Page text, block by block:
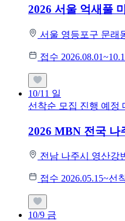
2026 서울 억새풀
서울 영등포구 문래
접수
10/11 일
선착순 모집 진행 예정
2026 MBN 전국 나
전남 나주시 영산강
접수 2026.05.15~선
10/9 금